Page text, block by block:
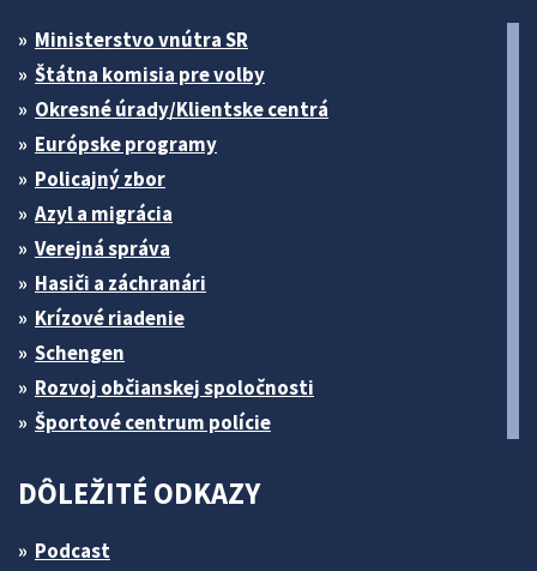
Ministerstvo vnútra SR
Štátna komisia pre volby
Okresné úrady/Klientske centrá
Európske programy
Policajný zbor
Azyl a migrácia
Verejná správa
Hasiči a záchranári
Krízové riadenie
Schengen
Rozvoj občianskej spoločnosti
Športové centrum polície
DÔLEŽITÉ ODKAZY
Podcast